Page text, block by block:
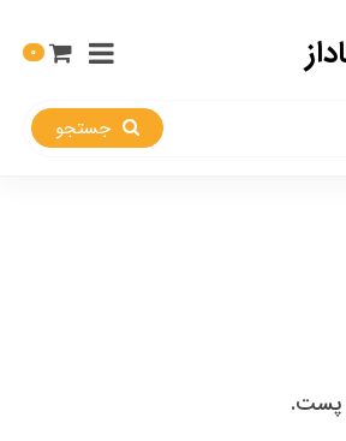
0
پست.